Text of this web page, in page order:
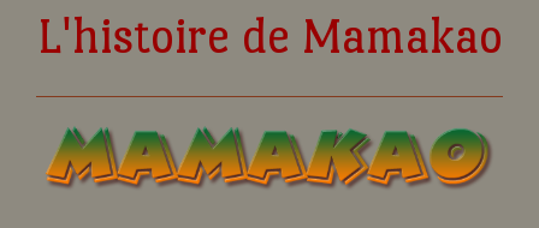
L'histoire de Mamakao